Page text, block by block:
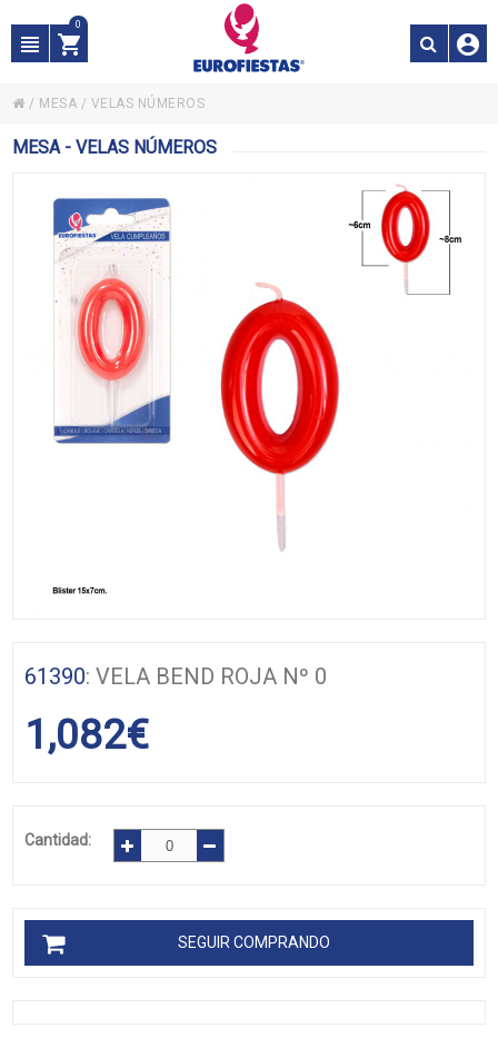
0
/ MESA / VELAS NÚMEROS
MESA - VELAS NÚMEROS
61390: VELA BEND ROJA Nº 0
1,082€
Cantidad:
SEGUIR COMPRANDO